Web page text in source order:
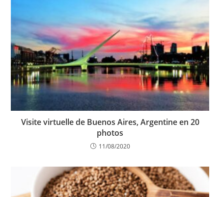
Visite virtuelle de Buenos Aires, Argentine en 20
photos
11/08/2020